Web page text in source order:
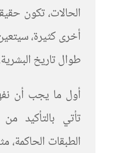
الحالات، تكون
أخرى كثيرة،
طوال تاريخ
أول ما يجب أن
تأتي بالتأكيد
الطبقات الحاكمة،